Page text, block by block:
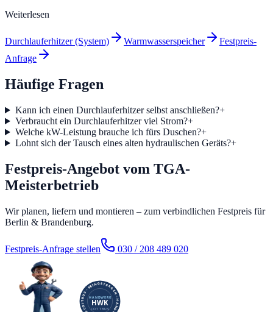
Weiterlesen
Durchlauferhitzer (System) Warmwasserspeicher
Festpreis-
Anfrage
Häufige Fragen
Kann ich einen Durchlauferhitzer selbst anschließen?+
Verbraucht ein Durchlauferhitzer viel Strom?+
Welche kW-Leistung brauche ich fürs Duschen?+
Lohnt sich der Tausch eines alten hydraulischen Geräts?+
Festpreis-Angebot vom TGA-
Meisterbetrieb
Wir planen, liefern und montieren – zum verbindlichen Festpreis für
Berlin & Brandenburg.
Festpreis-Anfrage stellen 030 / 208 489 020